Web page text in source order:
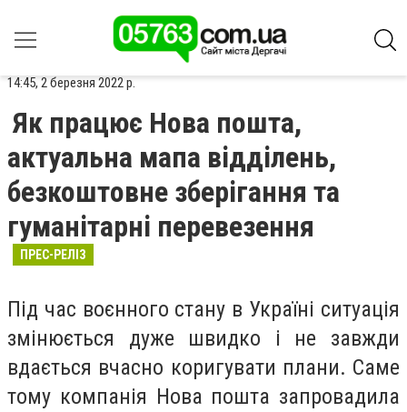
14:45, 2 березня 2022 р.
Як працює Нова пошта,
актуальна мапа відділень,
безкоштовне зберігання та
гуманітарні перевезення
ПРЕС-РЕЛІЗ
Під час воєнного стану в Україні ситуація
змінюється дуже швидко і не завжди
вдається вчасно коригувати плани. Саме
тому компанія Нова пошта запровадила